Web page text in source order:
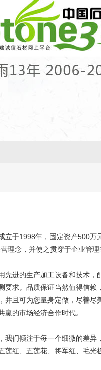
于1998年，固定资产500万
理念，并使之贯穿于企业管理
进的生产加工设备和技术
要求。品质保证当然值得信
并且可为您量身定做，尽善
的市场经济合作时代。
我们倾注于每一个细微的差
红、五莲花、将军红、毛